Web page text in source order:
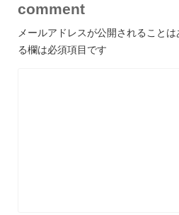
comment
メールアドレスが公開されることは
る欄は必須項目です